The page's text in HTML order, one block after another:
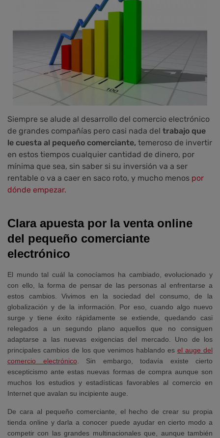
Siempre se alude al desarrollo del comercio electrónico
de grandes compañías pero casi nada del trabajo que
le cuesta al pequeño comerciante, temeroso de invertir
en estos tiempos cualquier cantidad de dinero, por
mínima que sea, sin saber si su inversión va a ser
rentable o va a caer en saco roto, y mucho menos por
dónde empezar.
Clara apuesta por la venta online
del pequeño comerciante
electrónico
El mundo tal cuál la conocíamos ha cambiado, evolucionado y
con ello, la forma de pensar de las personas al enfrentarse a
estos cambios. Vivimos en la sociedad del consumo, de la
globalización y de la información. Por eso, cuando algo nuevo
surge y tiene éxito rápidamente se extiende, quedando casi
relegados a un segundo plano aquellos que no consiguen
adaptarse a las nuevas exigencias del mercado. Uno de los
principales cambios de los que venimos hablando es el auge del
comercio electrónico. Sin embargo, todavía existe cierto
escepticismo ante estas nuevas formas de compra aunque son
muchos los estudios y estadísticas favorables al comercio en
Internet que avalan su incipiente auge.
De cara al pequeño comerciante, el hecho de crear su propia
tienda online y darla a conocer puede ayudar en cierto modo a
competir con las grandes multinacionales que, aunque también